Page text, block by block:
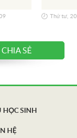
Thứ tư,
SẺ
HỌC SINH
HỆ